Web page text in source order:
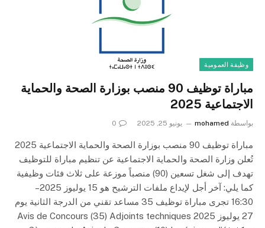
وظيفة العمومية
مباراة توظيف 90 منصب بوزارة الصحة والحماية
الاجتماعية 2025
بواسطة mohamed يونيو 25, 2025 0
مباراة توظيف 90 منصب بوزارة الصحة والحماية الاجتماعية 2025
تُعلن وزارة الصحة والحماية الاجتماعية عن تنظيم مباراة للتوظيف
تهدف إلى شغل تسعين (90) منصباً موزعة على ثلاث فئات وظيفية
كما يلي: آخر أجل لإيداع ملفات الترشيح هو 15 يوليوز 2025 –
16:30 تجرى مباراة توظيف 35 مساعد تقني من الدرجة الثانية يوم
27 يوليوز 2025 Avis de Concours (35) Adjoints techniques